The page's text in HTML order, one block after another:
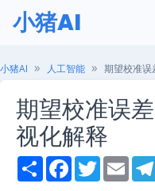
小猪AI
小猪AI 人工智能 期望校准误
期望校准误
视化解释
S
h
F
a
T
w
E
m